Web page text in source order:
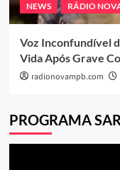
NEWS RÁDIO
Voz Inconfundível
Vida Após Grave
radionovampb.com
PROGRAMA